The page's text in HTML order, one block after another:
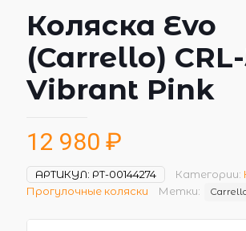
Коляска Evo
(Carrello)
Vibrant Pink
12 980 ₽
АРТИКУЛ: РТ-00144274 Категории:
Прогулочные коляски
Метки: